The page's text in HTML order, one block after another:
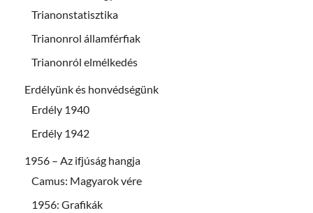
Trianonstatisztika
Trianonrol államférfiak
Trianonról elmélkedés
Erdélyünk és honvédségünk
Erdély 1940
Erdély 1942
1956 – Az ifjúság hangja
Camus: Magyarok vére
1956: Grafikák